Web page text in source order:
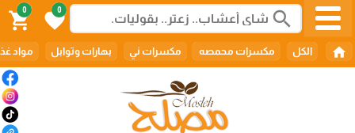
search
0
favorite
0
shopping_cart
home الكل مكسرات محمصه مكسرات ني بهارات وتوابل مواد